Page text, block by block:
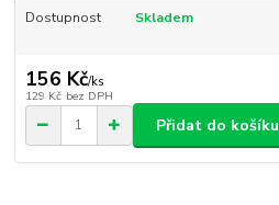
Dostupnost Skladem
156 Kč/ks
129 Kč bez DPH
Přidat do košíku